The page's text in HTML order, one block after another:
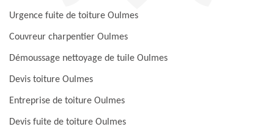
Urgence fuite de toiture Oulmes
Couvreur charpentier Oulmes
Démoussage nettoyage de tuile Oulmes
Devis toiture Oulmes
Entreprise de toiture Oulmes
Devis fuite de toiture Oulmes